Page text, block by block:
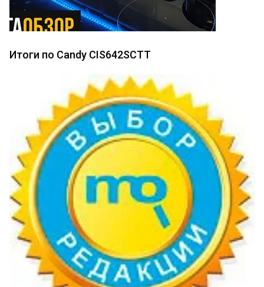
Итоги по Candy CIS642SCTT